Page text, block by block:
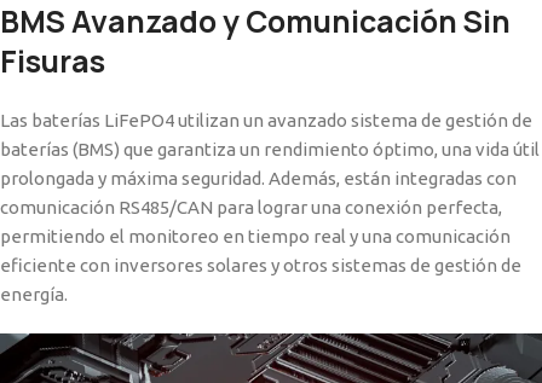
BMS Avanzado y Comunicación Sin
Fisuras
Las baterías LiFePO4 utilizan un avanzado sistema de gestión de
baterías (BMS) que garantiza un rendimiento óptimo, una vida útil
prolongada y máxima seguridad. Además, están integradas con
comunicación RS485/CAN para lograr una conexión perfecta,
permitiendo el monitoreo en tiempo real y una comunicación
eficiente con inversores solares y otros sistemas de gestión de
energía.